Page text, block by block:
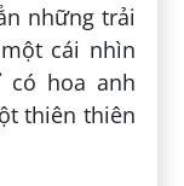
những trải
cái nhìn
có hoa anh
thiên thiên